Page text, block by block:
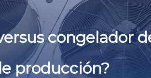
congelador
producción?